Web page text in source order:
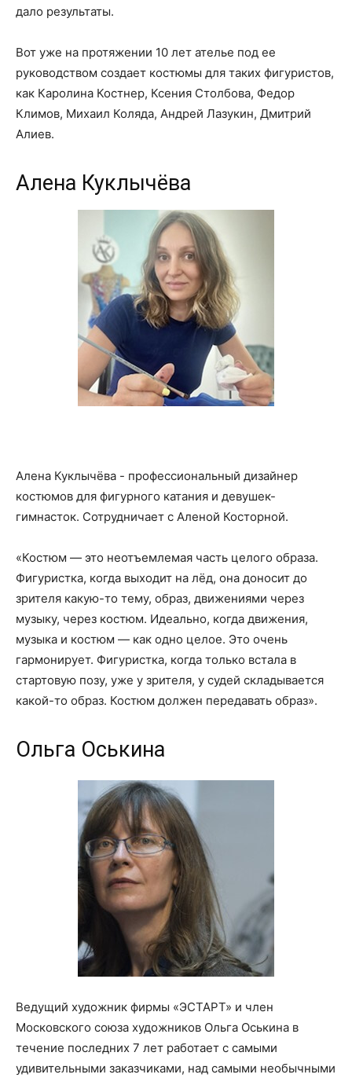
дало результаты.
Вот уже на протяжении 10 лет ателье под ее
руководством создает костюмы для таких фигуристов,
как Каролина Костнер, Ксения Столбова, Федор
Климов, Михаил Коляда, Андрей Лазукин, Дмитрий
Алиев.
Алена Куклычёва
Алена Куклычёва - профессиональный дизайнер
костюмов для фигурного катания и девушек-
гимнасток. Сотрудничает с Аленой Косторной.
«Костюм — это неотъемлемая часть целого образа.
Фигуристка, когда выходит на лёд, она доносит до
зрителя какую-то тему, образ, движениями через
музыку, через костюм. Идеально, когда движения,
музыка и костюм — как одно целое. Это очень
гармонирует. Фигуристка, когда только встала в
стартовую позу, уже у зрителя, у судей складывается
какой-то образ. Костюм должен передавать образ».
Ольга Оськина
Ведущий художник фирмы «ЭСТАРТ» и член
Московского союза художников Ольга Оськина в
течение последних 7 лет работает с самыми
удивительными заказчиками, над самыми необычными